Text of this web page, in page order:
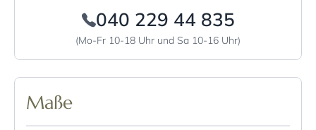
040 229 44 835
(Mo-Fr 10-18 Uhr und Sa 10-16 Uhr)
Maße